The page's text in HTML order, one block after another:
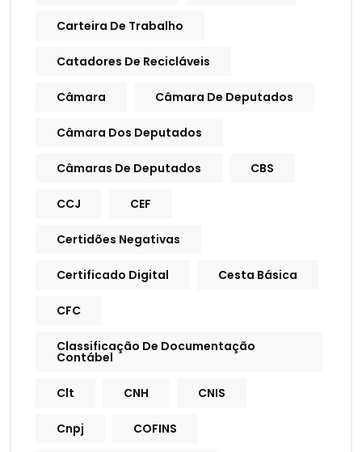
Carteira De Trabalho
Catadores De Recicláveis
Câmara Câmara De Deputados
Câmara Dos Deputados
Câmaras De Deputados CBS
CCJ CEF
Certidões Negativas
Certificado Digital Cesta Básica
CFC
Classificação De Documentação
Contábel
Clt CNH CNIS
Cnpj COFINS